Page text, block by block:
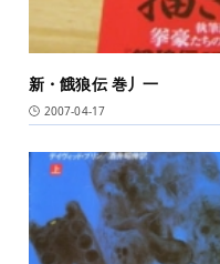
新・餓狼伝 巻丿一
2007-04-17